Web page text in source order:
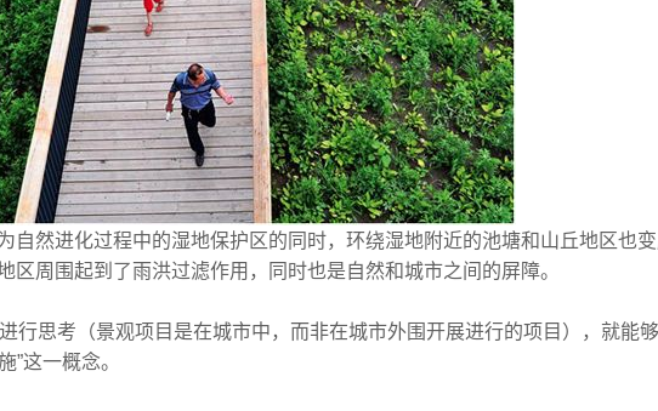
自然进化过程中的湿地保护区的同时，环绕湿地附近的池塘和山丘地区也
区周围起到了雨洪过滤作用，同时也是自然和城市之间的屏障。
思考（景观项目是在城市中，而非在城市外围开展进行的项目），就能
”这一概念。